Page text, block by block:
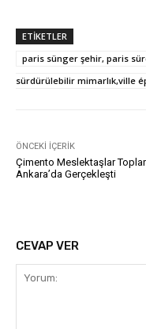
ETIKETLER
paris sünger şehir, paris
sürdürülebilir mimarlık,ville
ÖNCEKI İÇERIK
Çimento Meslektaşlar
Ankara’da Gerçekleşti
CEVAP VER